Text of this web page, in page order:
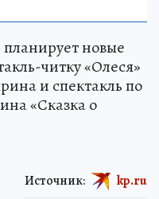
новые
читку «Олеся»
и спектакль по
«Сказка о
Источник: kp.ru